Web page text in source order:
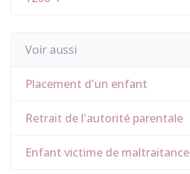
Voir aussi
Placement d'un enfant
Retrait de l'autorité parentale
Enfant victime de maltraitance